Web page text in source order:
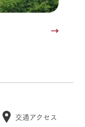
交通アクセス